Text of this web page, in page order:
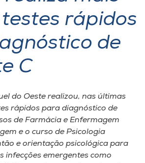
rápidos
de
C
do Oeste realizou, nas últimas
rápidos para diagnóstico de
de Farmácia e Enfermagem
e o curso de Psicologia
e orientação psicológica para
infecções emergentes como